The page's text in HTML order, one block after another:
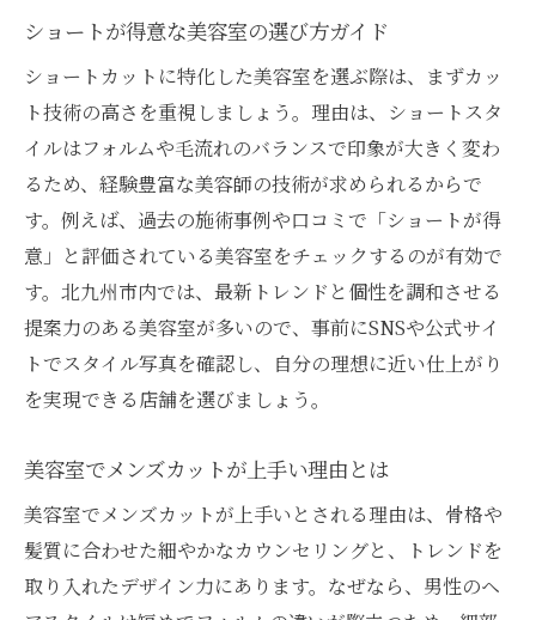
ショートが得意な美容室の選び方ガイド
ショートカットに特化した美容室を選ぶ際は、まずカッ
ト技術の高さを重視しましょう。理由は、ショートスタ
イルはフォルムや毛流れのバランスで印象が大きく変わ
るため、経験豊富な美容師の技術が求められるからで
す。例えば、過去の施術事例や口コミで「ショートが得
意」と評価されている美容室をチェックするのが有効で
す。北九州市内では、最新トレンドと個性を調和させる
提案力のある美容室が多いので、事前にSNSや公式サイ
トでスタイル写真を確認し、自分の理想に近い仕上がり
を実現できる店舗を選びましょう。
美容室でメンズカットが上手い理由とは
美容室でメンズカットが上手いとされる理由は、骨格や
髪質に合わせた細やかなカウンセリングと、トレンドを
取り入れたデザイン力にあります。なぜなら、男性のヘ